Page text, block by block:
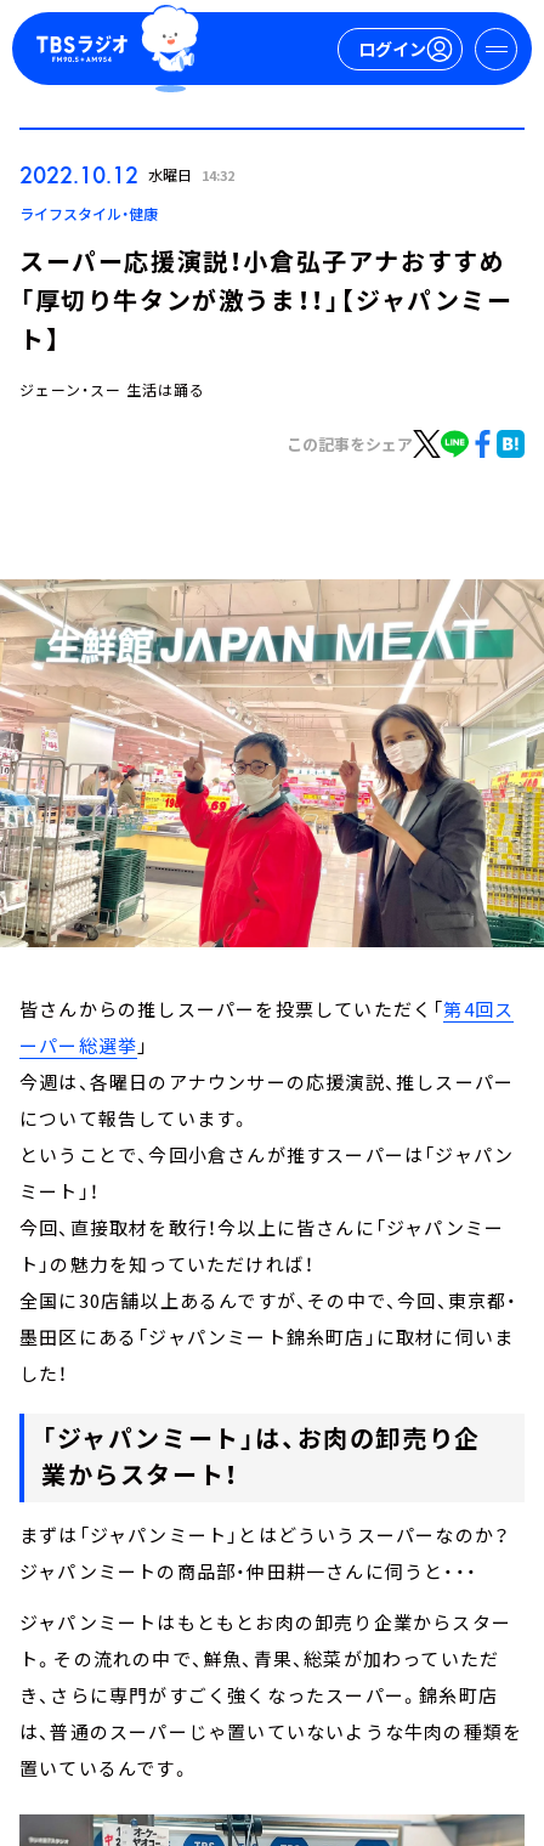
ログイン
ログイン
イベント・グッズ
YouTube
会社情報
2022.10.12 水曜日 14:32
ライフスタイル・健康
スーパー応援演説！小倉弘子アナおすすめ
「厚切り牛タンが激うま！！」【ジャパンミー
ト】
ジェーン・スー 生活は踊る
この記事をシェア
皆さんからの推しスーパーを投票していただく「第4回ス
ーパー総選挙 」
今週は、各曜日のアナウンサーの応援演説、推しスーパー
について報告しています。
ということで、今回小倉さんが推すスーパーは「ジャパン
ミート」！
今回、直接取材を敢行！今以上に皆さんに「ジャパンミー
ト」の魅力を知っていただければ！
全国に30店舗以上あるんですが、その中で、今回、東京都・
墨田区にある「ジャパンミート錦糸町店」に取材に伺いま
した！
「ジャパンミート」は、お肉の卸売り企
業からスタート！
まずは「ジャパンミート」とはどういうスーパーなのか？
ジャパンミートの商品部・仲田耕一さんに伺うと・・・
ジャパンミートはもともとお肉の卸売り企業からスター
ト。その流れの中で、鮮魚、青果、総菜が加わっていただ
き、さらに専門がすごく強くなったスーパー。錦糸町店
は、普通のスーパーじゃ置いていないような牛肉の種類を
置いているんです。